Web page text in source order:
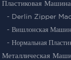
Пластиковая
- Derlin Zipper
- Вишлонская
- Нормальная
Металлическая